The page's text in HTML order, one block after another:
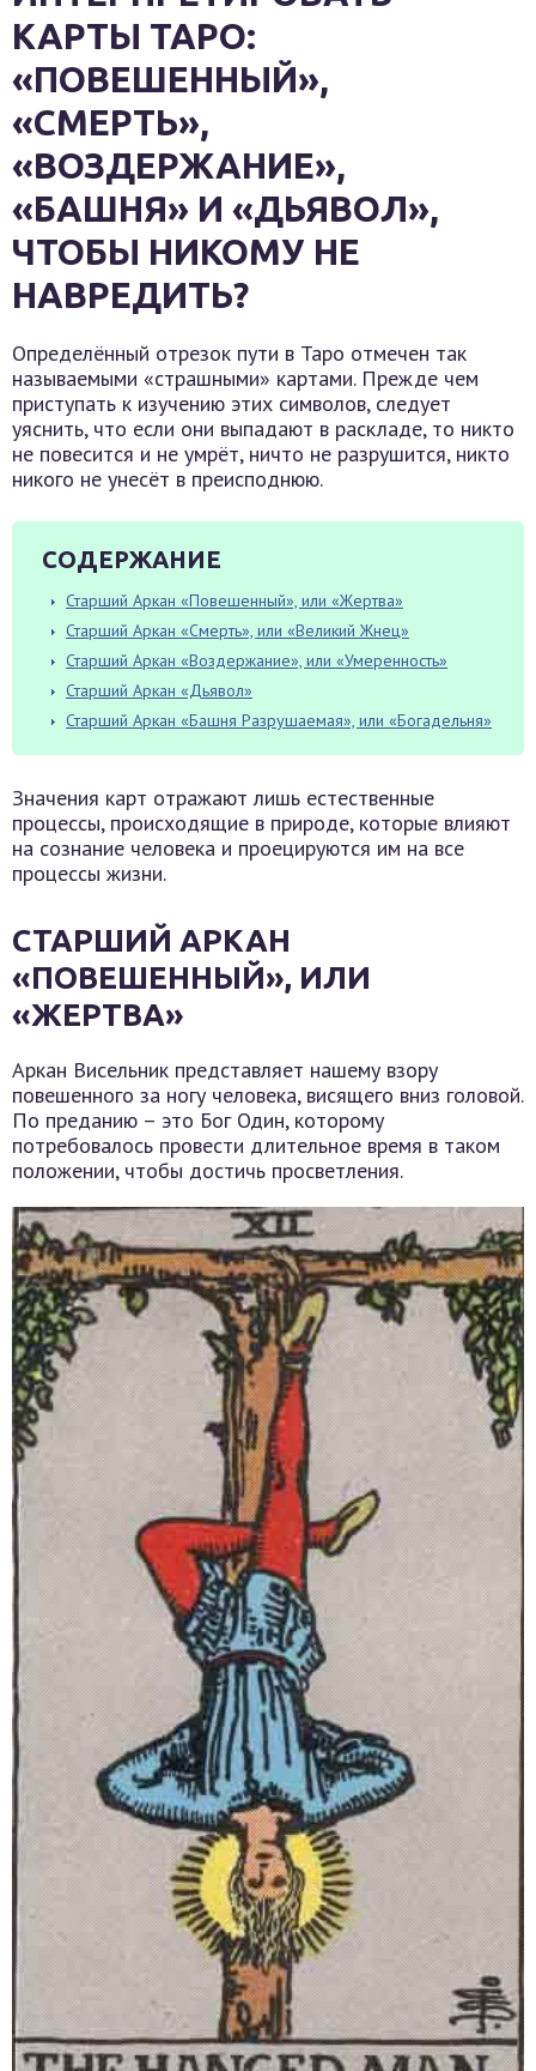
КАРТЫ ТАРО:
«ПОВЕШЕННЫЙ»,
«СМЕРТЬ»,
«ВОЗДЕРЖАНИЕ»,
«БАШНЯ» И «ДЬЯВОЛ»,
ЧТОБЫ НИКОМУ НЕ
НАВРЕДИТЬ?
Определённый отрезок пути в Таро отмечен так
называемыми «страшными» картами. Прежде чем
приступать к изучению этих символов, следует
уяснить, что если они выпадают в раскладе, то никто
не повесится и не умрёт, ничто не разрушится, никто
никого не унесёт в преисподнюю.
СОДЕРЖАНИЕ
Старший Аркан «Повешенный», или «Жертва»
Старший Аркан «Смерть», или «Великий Жнец»
Старший Аркан «Воздержание», или «Умеренность»
Старший Аркан «Дьявол»
Старший Аркан «Башня Разрушаемая», или «Богадельня»
Значения карт отражают лишь естественные
процессы, происходящие в природе, которые влияют
на сознание человека и проецируются им на все
процессы жизни.
СТАРШИЙ АРКАН
«ПОВЕШЕННЫЙ», ИЛИ
«ЖЕРТВА»
Аркан Висельник представляет нашему взору
повешенного за ногу человека, висящего вниз головой.
По преданию – это Бог Один, которому
потребовалось провести длительное время в таком
положении, чтобы достичь просветления.